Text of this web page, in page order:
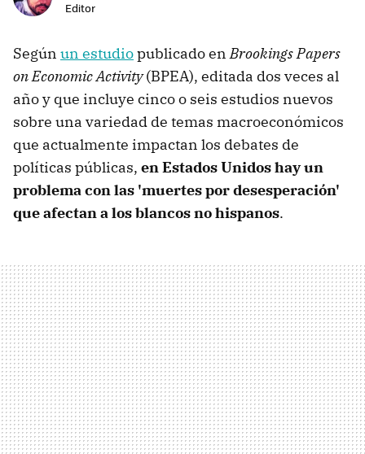
Editor
Según un estudiopublicado enBrookings Papers
on Economic Activity(BPEA), editada dos veces al
año y que incluye cinco o seis estudios nuevos
sobre una variedad de temas macroeconómicos
que actualmente impactan los debates de
políticas públicas, en Estados Unidos hay un
problema con las 'muertes por desesperación'
que afectan a los blancos no hispanos.